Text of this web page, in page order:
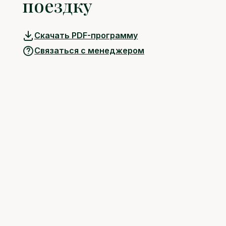
поездку
Скачать PDF-программу
Связаться с менеджером